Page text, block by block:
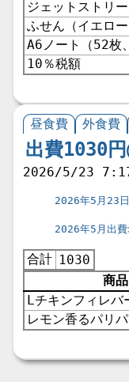
ジェットストリ
ふせん（イエロ
A6ノート（52枚
10％税額
昼食費 外食費
出費1030円
2026/5/23
2026年5月23日
2026年5月出費
合計 1030
商品
Lチキンフィレバ
レモン香るパリ